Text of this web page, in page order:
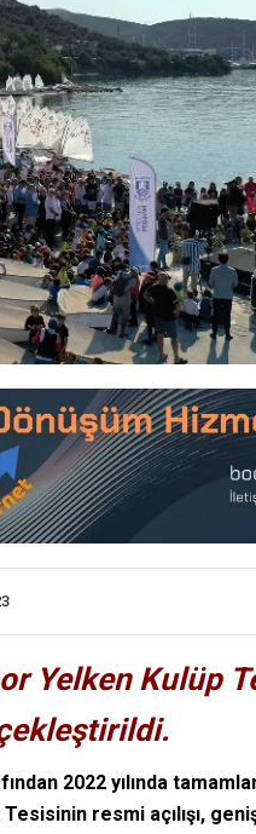
Yelken Kulüp
2022 yılında
resmi açılışı, geniş